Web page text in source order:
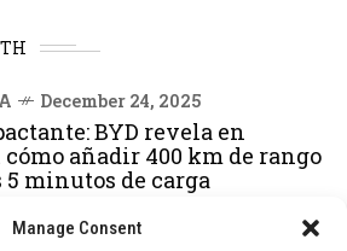
Manage Consent
December 24, 2025
BYD revela en
añadir 400 km de rango
5 minutos de carga